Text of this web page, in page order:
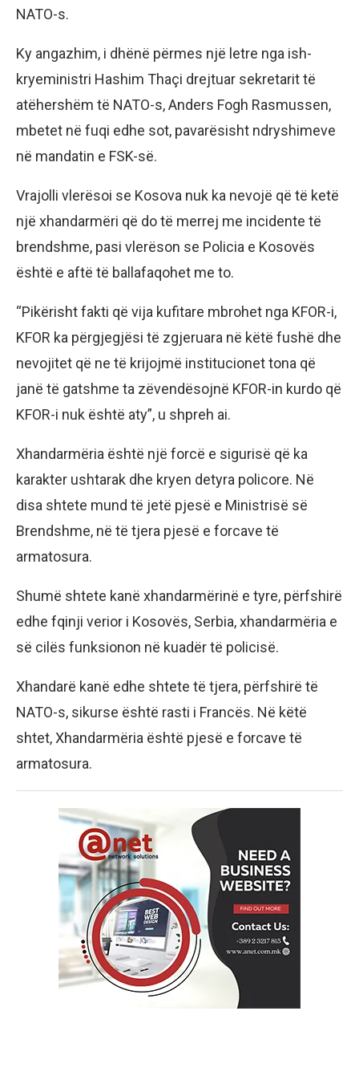
NATO-s.
Ky angazhim, i dhënë përmes një letre nga ish-
kryeministri Hashim Thaçi drejtuar sekretarit të
atëhershëm të NATO-s, Anders Fogh Rasmussen,
mbetet në fuqi edhe sot, pavarësisht ndryshimeve
në mandatin e FSK-së.
Vrajolli vlerësoi se Kosova nuk ka nevojë që të ketë
një xhandarmëri që do të merrej me incidente të
brendshme, pasi vlerëson se Policia e Kosovës
është e aftë të ballafaqohet me to.
“Pikërisht fakti që vija kufitare mbrohet nga KFOR-i,
KFOR ka përgjegjësi të zgjeruara në këtë fushë dhe
nevojitet që ne të krijojmë institucionet tona që
janë të gatshme ta zëvendësojnë KFOR-in kurdo që
KFOR-i nuk është aty”, u shpreh ai.
Xhandarmëria është një forcë e sigurisë që ka
karakter ushtarak dhe kryen detyra policore. Në
disa shtete mund të jetë pjesë e Ministrisë së
Brendshme, në të tjera pjesë e forcave të
armatosura.
Shumë shtete kanë xhandarmërinë e tyre, përfshirë
edhe fqinji verior i Kosovës, Serbia, xhandarmëria e
së cilës funksionon në kuadër të policisë.
Xhandarë kanë edhe shtete të tjera, përfshirë të
NATO-s, sikurse është rasti i Francës. Në këtë
shtet, Xhandarmëria është pjesë e forcave të
armatosura.